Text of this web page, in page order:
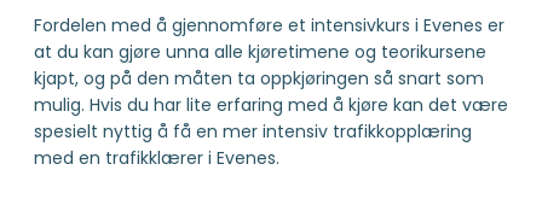
Fordelen med å gjennomføre et intensivkurs i Evenes er
at du kan gjøre unna alle kjøretimene og teorikursene
kjapt, og på den måten ta oppkjøringen så snart som
mulig. Hvis du har lite erfaring med å kjøre kan det være
spesielt nyttig å få en mer intensiv trafikkopplæring
med en trafikklærer i Evenes.